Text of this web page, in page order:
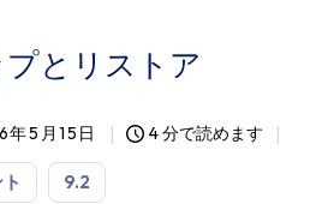
とリストア
年5月15日 4 分で読めます
9.2